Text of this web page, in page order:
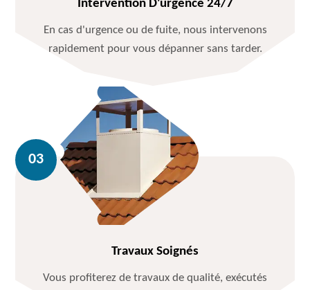
Intervention D'urgence 24/7
En cas d'urgence ou de fuite, nous intervenons
rapidement pour vous dépanner sans tarder.
Travaux Soignés
Vous profiterez de travaux de qualité, exécutés